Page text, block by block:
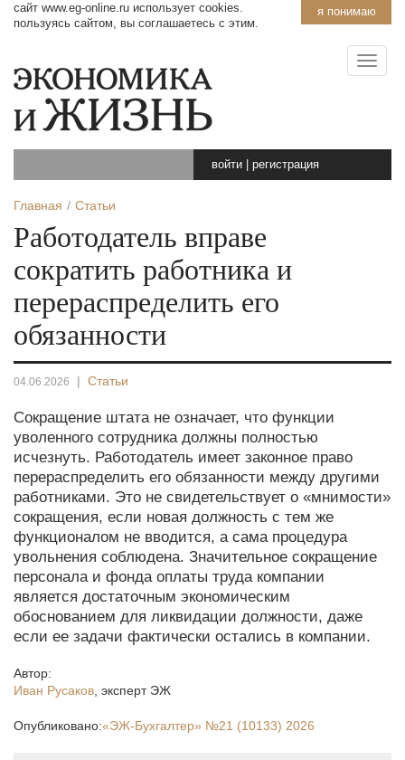
я понимаю
сайт www.eg-online.ru использует cookies.
пользуясь сайтом, вы соглашаетесь с этим.
войти регистрация
Главная Статьи
Работодатель вправе
сократить работника и
перераспределить его
обязанности
04.06.2026 | Статьи
Сокращение штата не означает, что функции
уволенного сотрудника должны полностью
исчезнуть. Работодатель имеет законное право
перераспределить его обязанности между другими
работниками. Это не свидетельствует о «мнимости»
сокращения, если новая должность с тем же
функционалом не вводится, а сама процедура
увольнения соблюдена. Значительное сокращение
персонала и фонда оплаты труда компании
является достаточным экономическим
обоснованием для ликвидации должности, даже
если ее задачи фактически остались в компании.
Автор:
Иван Русаков эксперт ЭЖ
Опубликовано:«ЭЖ-Бухгалтер» №21 (10133) 2026